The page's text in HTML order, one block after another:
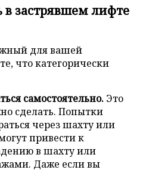
в застрявшем лифте
для вашей
что категорически
самостоятельно. Это
сделать. Попытки
через шахту или
привести к
в шахту или
Даже если вы